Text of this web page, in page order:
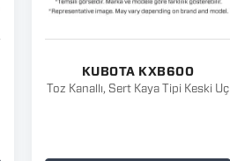
KUBOTA KXB600
Toz Kanallı, Sert Kaya Tipi Keski Uç